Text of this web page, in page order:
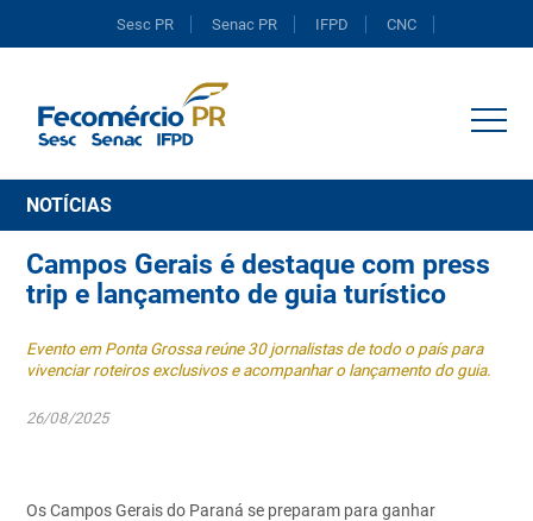
Sesc PR Senac PR IFPD CNC
NOTÍCIAS
Campos Gerais é destaque com press
trip e lançamento de guia turístico
Evento em Ponta Grossa reúne 30 jornalistas de todo o país para
vivenciar roteiros exclusivos e acompanhar o lançamento do guia.
26/08/2025
Os Campos Gerais do Paraná se preparam para ganhar